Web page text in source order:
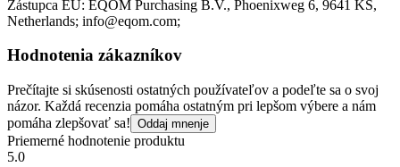
Zástupca EÚ: EQOM Purchasing B.V., Phoenixweg 6, 9641 KS,
Netherlands; info@eqom.com;
Hodnotenia zákazníkov
Prečítajte si skúsenosti ostatných používateľov a podeľte sa o svoj
názor. Každá recenzia pomáha ostatným pri lepšom výbere a nám
pomáha zlepšovať sa! Oddaj mnenje
Priemerné hodnotenie produktu
5.0